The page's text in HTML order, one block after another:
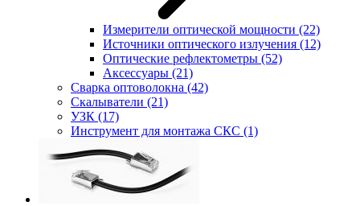
Измерители оптической мощности (22)
Источники оптического излучения (12)
Оптические рефлектометры (52)
Аксессуары (21)
Сварка оптоволокна (42)
Скалыватели (21)
УЗК (17)
Инструмент для монтажа СКС (1)